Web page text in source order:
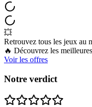
💥
Retrouvez tous les jeux au
🔥 Découvrez les
Voir les offres
Notre verdict